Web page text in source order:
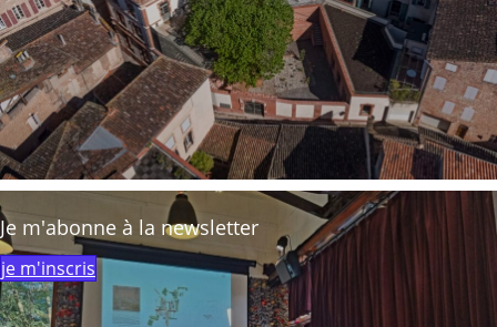
Je m'abonne à la newsletter
je m'inscris